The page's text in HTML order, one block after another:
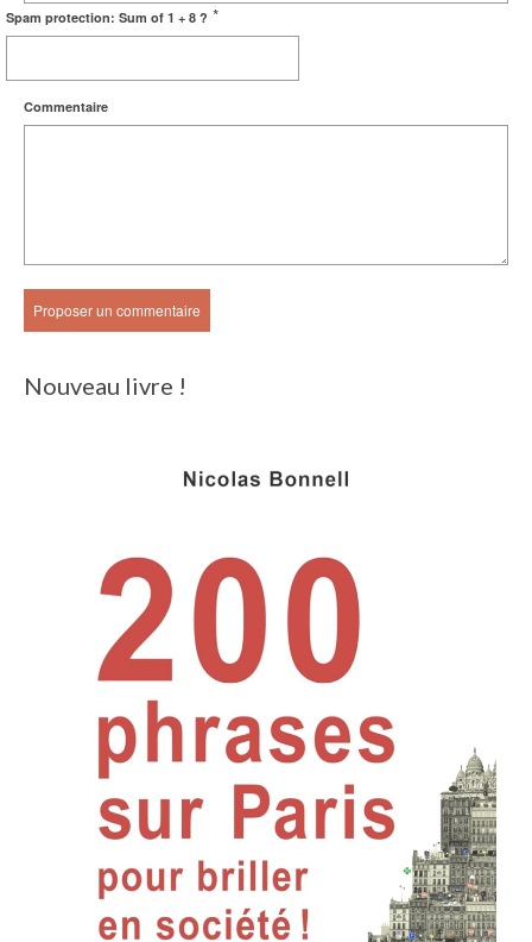
Spam protection: Sum of 1 + 8 ? *
Commentaire
Nouveau livre !